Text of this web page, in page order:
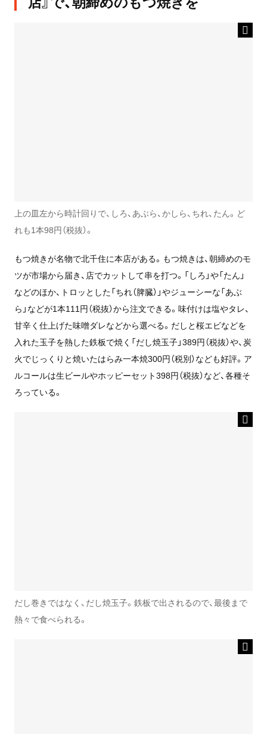
上の皿左から時計回りで、しろ、あぶら、かしら、ちれ、たん。ど
れも1本98円（税抜）。
もつ焼きが名物で北千住に本店がある。もつ焼きは、朝締めのモ
ツが市場から届き、店でカットして串を打つ。「しろ」や「たん」
などのほか、トロッとした「ちれ（脾臓）」やジューシーな「あぶ
ら」などが1本111円（税抜）から注文できる。味付けは塩やタレ、
甘辛く仕上げた味噌ダレなどから選べる。だしと桜エビなどを
入れた玉子を熱した鉄板で焼く「だし焼玉子」389円（税抜）や、炭
火でじっくりと焼いたはらみ一本焼300円（税別）なども好評。ア
ルコールは生ビールやホッピーセット398円（税抜）など、各種そ
ろっている。
だし巻きではなく、だし焼玉子。鉄板で出されるので、最後まで
熱々で食べられる。